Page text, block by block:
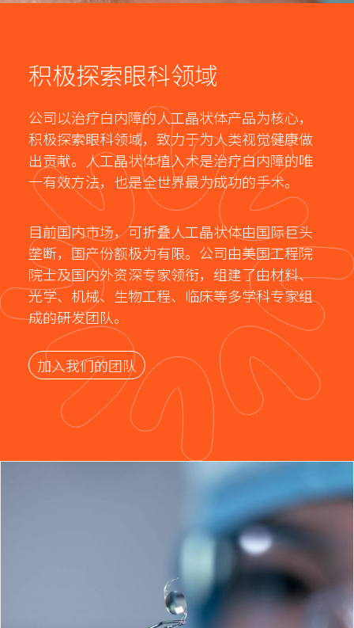
积极探索眼科领域
公司以治疗白内障的人工晶状体产品为核心，
积极探索眼科领域，致力于为人类视觉健康做
出贡献。人工晶状体植入术是治疗白内障的唯
一有效方法，也是全世界最为成功的手术。
目前国内市场，可折叠人工晶状体由国际巨头
垄断，国产份额极为有限。公司由美国工程院
院士及国内外资深专家领衔，组建了由材料、
光学、机械、生物工程、临床等多学科专家组
成的研发团队。
加入我们的团队